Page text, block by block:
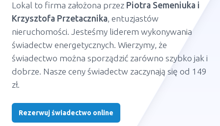
Lokal to firma założona przez Piotra Semeniuka i
Krzysztofa Przetacznika, entuzjastów
nieruchomości. Jesteśmy liderem wykonywania
świadectw energetycznych. Wierzymy, że
świadectwo można sporządzić zarówno szybko jak i
dobrze. Nasze ceny świadectw zaczynają się od 149
zł.
Rezerwuj świadectwo online